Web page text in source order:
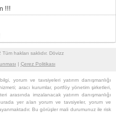
!!!
hakları saklıdır. Dövizz
| Çerez Politikası
yorum ve tavsiyeleri yatırım danışmanlığı
aracı kurumlar, portföy yönetim şirketleri,
arasında imzalanacak yatırım danışmanlığı
yer alan yorum ve tavsiyeler, yorum ve
Bu görüşler mali durumunuz ile risk